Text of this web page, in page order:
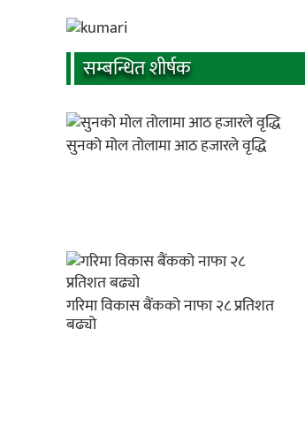
सम्बन्धित शीर्षक
सुनको मोल तोलामा आठ हजारले वृद्धि
गरिमा विकास बैंकको नाफा २८ प्रतिशत
बढ्यो